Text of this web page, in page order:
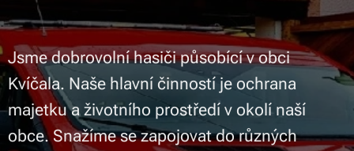
Jsme dobrovolní hasiči působící v obci
Kvíčala. Naše hlavní činností je ochrana
majetku a životního prostředí v okolí naší
obce. Snažíme se zapojovat do různých